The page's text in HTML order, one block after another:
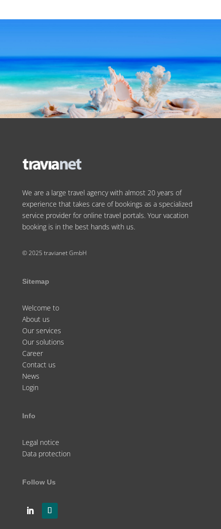
We are a large travel agency with almost 20 years of
experience that takes care of bookings as a specialized
service provider for online travel portals. Your vacation
booking is in the best hands with us.
© 2025 travianet GmbH
Sitemap
Welcome to
About us
Our services
Our solutions
Career
Contact us
News
Login
Info
Legal notice
Data protection
Follow Us